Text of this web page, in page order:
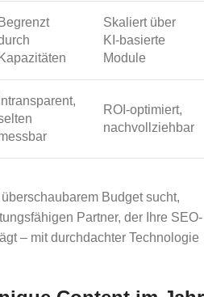
Begrenzt
Kapazitäten
Skaliert über
KI-basierte
Module
Intransparent,
ROI-optimiert,
nachvollziehbar
Budget sucht,
Partner, der Ihre SEO-
– mit durchdachter Technologie